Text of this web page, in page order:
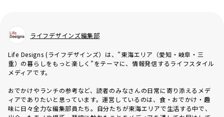
ライフデザインズ編集部
Life Designs (ライフデザインズ）は、”東海エリア（愛知・岐阜・三
重）の暮らしをもっと楽しく”をテーマに、情報発信するライフスタイル
メディアです。
おでかけやランチの参考など、読者のみなさんの日常に寄り添えるメデ
ィアでありたいと思っています。運営しているのは、食・おでかけ・趣
味に日々全力な編集部員たち。自分たちが東海エリアで生活する中で、